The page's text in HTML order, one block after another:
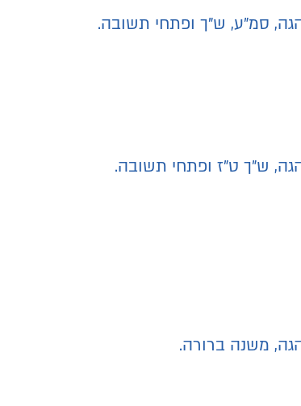
סמ"ע, ש"ך ופתחי תשובה.
ש"ך ט"ז ופתחי תשובה.
משנה ברורה.